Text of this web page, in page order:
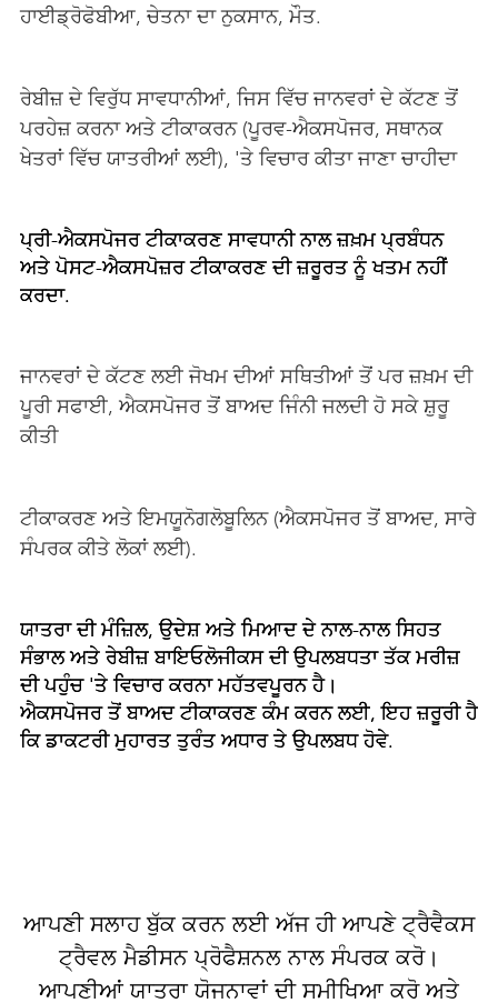
ਹਾਈਡ੍ਰੋਫੋਬੀਆ, ਚੇਤਨਾ ਦਾ ਨੁਕਸਾਨ, ਮੌਤ.
ਰੇਬੀਜ਼ ਦੇ ਵਿਰੁੱਧ ਸਾਵਧਾਨੀਆਂ, ਜਿਸ ਵਿੱਚ ਜਾਨਵਰਾਂ ਦੇ ਕੱਟਣ ਤੋਂ
ਪਰਹੇਜ਼ ਕਰਨਾ ਅਤੇ ਟੀਕਾਕਰਨ (ਪੂਰਵ-ਐਕਸਪੋਜਰ, ਸਥਾਨਕ
ਖੇਤਰਾਂ ਵਿੱਚ ਯਾਤਰੀਆਂ ਲਈ), 'ਤੇ ਵਿਚਾਰ ਕੀਤਾ ਜਾਣਾ ਚਾਹੀਦਾ
ਪ੍ਰੀ-ਐਕਸਪੋਜਰ ਟੀਕਾਕਰਣ ਸਾਵਧਾਨੀ ਨਾਲ ਜ਼ਖ਼ਮ ਪ੍ਰਬੰਧਨ
ਅਤੇ ਪੋਸਟ-ਐਕਸਪੋਜ਼ਰ ਟੀਕਾਕਰਣ ਦੀ ਜ਼ਰੂਰਤ ਨੂੰ ਖਤਮ ਨਹੀਂ
ਕਰਦਾ.
ਜਾਨਵਰਾਂ ਦੇ ਕੱਟਣ ਲਈ ਜੋਖਮ ਦੀਆਂ ਸਥਿਤੀਆਂ ਤੋਂ ਪਰ ਜ਼ਖ਼ਮ ਦੀ
ਪੂਰੀ ਸਫਾਈ, ਐਕਸਪੋਜਰ ਤੋਂ ਬਾਅਦ ਜਿੰਨੀ ਜਲਦੀ ਹੋ ਸਕੇ ਸ਼ੁਰੂ
ਕੀਤੀ
ਟੀਕਾਕਰਣ ਅਤੇ ਇਮਯੂਨੋਗਲੋਬੂਲਿਨ (ਐਕਸਪੋਜਰ ਤੋਂ ਬਾਅਦ, ਸਾਰੇ
ਸੰਪਰਕ ਕੀਤੇ ਲੋਕਾਂ ਲਈ).
ਯਾਤਰਾ ਦੀ ਮੰਜ਼ਿਲ, ਉਦੇਸ਼ ਅਤੇ ਮਿਆਦ ਦੇ ਨਾਲ-ਨਾਲ ਸਿਹਤ
ਸੰਭਾਲ ਅਤੇ ਰੇਬੀਜ਼ ਬਾਇਓਲੋਜੀਕਸ ਦੀ ਉਪਲਬਧਤਾ ਤੱਕ ਮਰੀਜ਼
ਦੀ ਪਹੁੰਚ 'ਤੇ ਵਿਚਾਰ ਕਰਨਾ ਮਹੱਤਵਪੂਰਨ ਹੈ।
ਐਕਸਪੋਜਰ ਤੋਂ ਬਾਅਦ ਟੀਕਾਕਰਣ ਕੰਮ ਕਰਨ ਲਈ, ਇਹ ਜ਼ਰੂਰੀ ਹੈ
ਕਿ ਡਾਕਟਰੀ ਮੁਹਾਰਤ ਤੁਰੰਤ ਅਧਾਰ ਤੇ ਉਪਲਬਧ ਹੋਵੇ.
ਆਪਣੀ ਸਲਾਹ ਬੁੱਕ ਕਰਨ ਲਈ ਅੱਜ ਹੀ ਆਪਣੇ ਟ੍ਰੈਵੈਕਸ
ਟ੍ਰੈਵਲ ਮੈਡੀਸਨ ਪ੍ਰੋਫੈਸ਼ਨਲ ਨਾਲ ਸੰਪਰਕ ਕਰੋ।
ਆਪਣੀਆਂ ਯਾਤਰਾ ਯੋਜਨਾਵਾਂ ਦੀ ਸਮੀਖਿਆ ਕਰੋ ਅਤੇ